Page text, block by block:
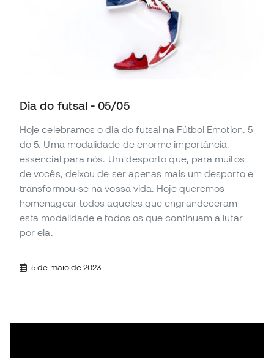
Dia do futsal - 05/05
Hoje celebramos o dia do futsal na Fútbol Emotion. 5
do 5. Uma modalidade de enorme importância,
essencial para nós. Um desporto que, para muitos
de vocês, deixou de ser apenas mais um desporto e
transformou‑se na vossa vida. Hoje queremos
homenagear todos aqueles que engrandeceram
esta modalidade e todos os que continuam a lutar
por ela.
5 de maio de 2023